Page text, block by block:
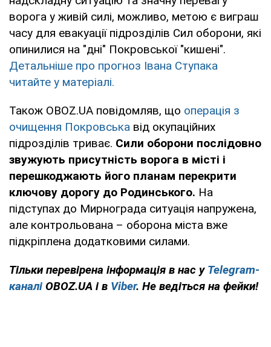
ворога у живій силі, можливо, метою є виграш
часу для евакуації підрозділів Сил оборони, які
опинилися на "дні" Покровської "кишені".
Детальніше про прогноз Івана Ступака
читайте у матеріалі.
Також OBOZ.UA повідомляв, що операція з
очищення Покровська від окупаційних
підрозділів триває. Сили оборони послідовно
звужують присутність ворога в місті і
перешкоджають його планам перекрити
ключову дорогу до Родинського. На
підступах до Мирнограда ситуація напружена,
але контрольована – оборона міста вже
підкріплена додатковими силами.
Тільки перевірена інформація в нас у Telegram-
каналі OBOZ.UA і в Viber. Не ведіться на фейки!